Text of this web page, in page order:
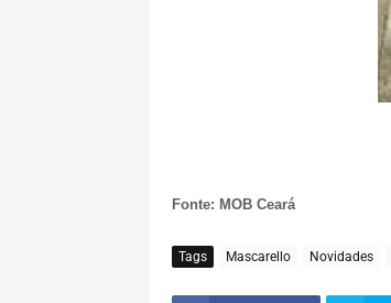
Fonte: MOB Ceará
Tags Mascarello Novidades